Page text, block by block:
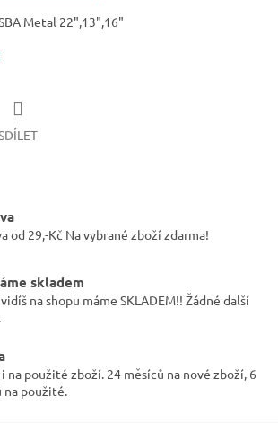
Metal 22",13",16"
od 29,-Kč Na vybrané zboží zdarma!
skladem
na shopu máme SKLADEM!! Žádné další
na použité zboží. 24 měsíců na nové zboží, 6
na použité.